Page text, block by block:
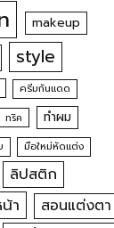
makeup
style
ครีมกันแดด
ทริค ทำผม
มือใหม่หัดแต่ง
ลิปสติก
า สอนแต่งตา